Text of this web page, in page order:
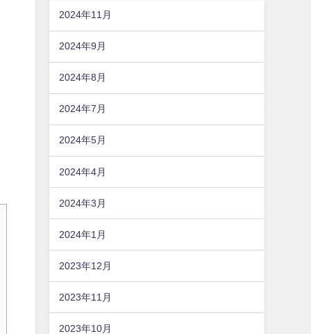
2024年11月
2024年9月
2024年8月
2024年7月
2024年5月
2024年4月
2024年3月
2024年1月
2023年12月
2023年11月
2023年10月